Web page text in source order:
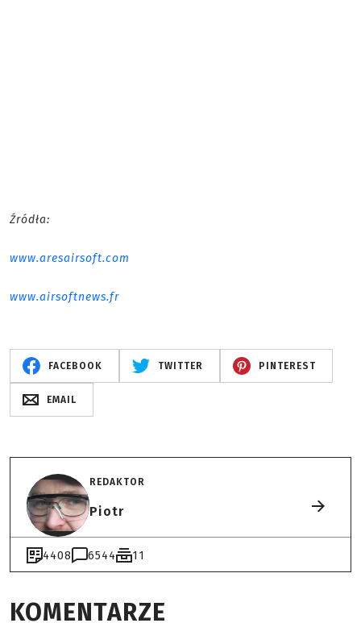
Źródła:
www.aresairsoft.com
www.airsoftnews.fr
FACEBOOK TWITTER PINTEREST
EMAIL
REDAKTOR
Piotr
4408 6544 11
KOMENTARZE